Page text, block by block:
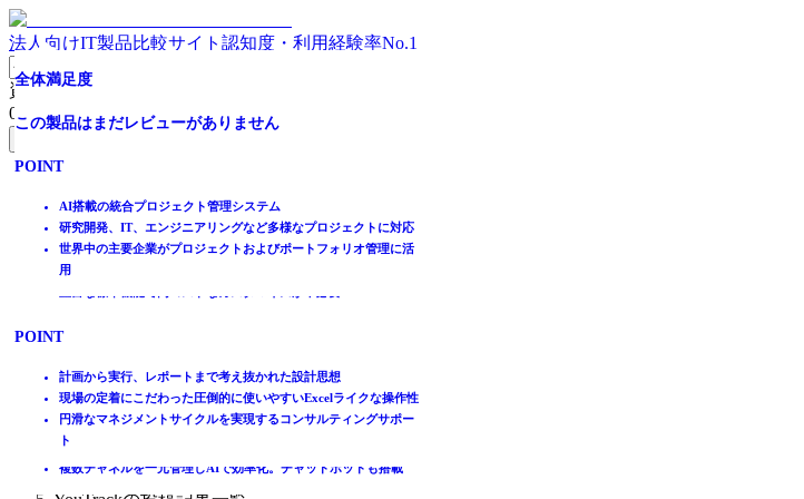
法人向けIT製品比較サイト 認知度・利用経験率No.1
資料請求リスト
0件
製品を探す
ランキングから探す
記事を読む
はじめての方へ
掲載について
動画で学ぶ
IT製品比較TOP
生産
YouTrack
[30日無料お試し有]チームで使えるプロジェクト・タスク
★★★★★
担当者と期限が明確で、確認漏れや遅延を防止
直感的な操作と親しみやすいデザインで誰でも使いやすい
人数無制限の定額制で、チーム拡大も安心
タスク漏れをなくし顧客満足度を向上！問い合わせ窓口も
★★★★★
業務フローをテンプレート化し、誰でもミスなく次のアクション
へ
やりとりとタスクを一画面に集約、転記や二重管理が不要に
複数チャネルを一元管理しAIで効率化。チャットボットも搭載
豊富な標準機能と開発基盤を兼ね備えた、統合ERP
全体満足度
☆☆☆☆☆
POINT
大企業向けERPパッケージ 採用社数 第１位！
販売・会計・人事の他に、BI・EAI など幅広く取り揃えている
国内外の豊富な導入実績持つワークフローで迅速な意思決定を実
現
【無料お試し有】成果を出すためのマネジメントツール
全体満足度
☆☆☆☆☆
POINT
計画から実行、レポートまで考え抜かれた設計思想
現場の定着にこだわった圧倒的に使いやすいExcelライクな操作性
円滑なマネジメントサイクルを実現するコンサルティングサポー
ト
全体満足度
この製品はまだレビューがありません
POINT
仕事に必要なものがすべて揃う、ビジネスのための基本システム
快適なドキュメント管理で自由自在に情報を整理
ワークフローにより業務を自動化し、仕事の流れがスムーズに
グローバルなビジネス展開を加速する
全体満足度
この製品はまだレビューがありません
POINT
グローバルを含めた複数事業／複数拠点を統合できる
短期間での導入・稼動による初期コストと投資リスクの軽減
全体満足度
この製品はまだレビューがありません
POINT
AI搭載の統合プロジェクト管理システム
研究開発、IT、エンジニアリングなど多様なプロジェクトに対応
世界中の主要企業がプロジェクトおよびポートフォリオ管理に活
用